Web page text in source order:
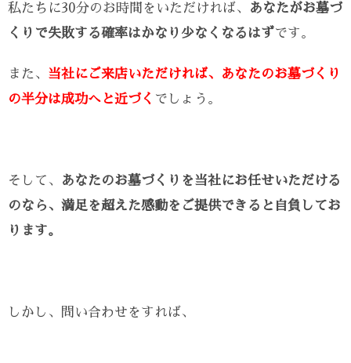
私たちに30分のお時間をいただければ、
あなたがお墓づ
くりで失敗する確率はかなり少なくなるはずです。
また、 当社にご来店いただければ、あなたのお墓づくり
の半分は成功へと近づく でしょう。
そして、
あなたのお墓づくりを当社にお任せいただける
のなら、満足を超えた感動をご提供できると自負してお
ります。
しかし、問い合わせをすれば、